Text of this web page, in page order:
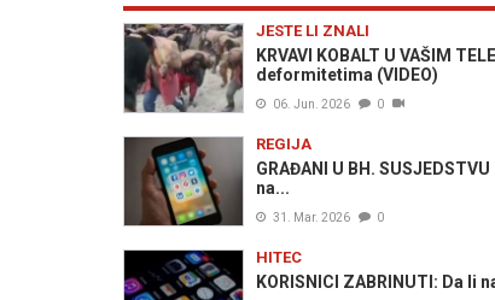
JESTE LI ZNALI
KRVAVI KOBALT U VAŠIM
deformitetima (VIDEO)
06. Jun. 2026 0
REGIJA
GRAĐANI U BH.
na...
31. Mar. 2026 0
HITEC
KORISNICI ZABRINUTI: Da